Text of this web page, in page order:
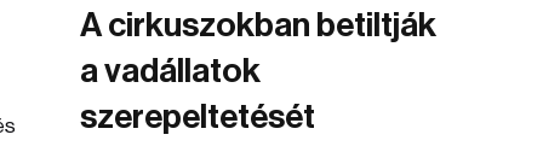
A cirkuszokban betiltják
a vadállatok
szerepeltetését